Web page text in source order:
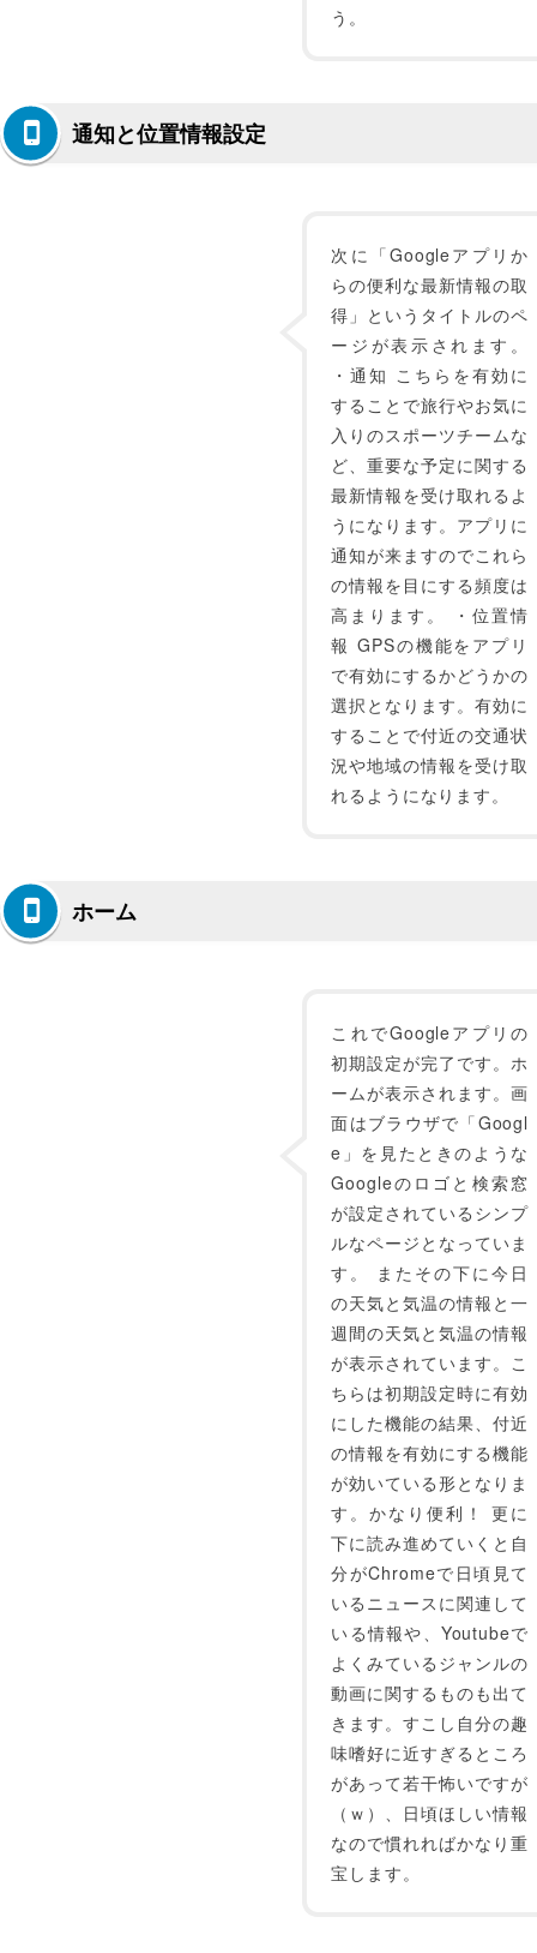
う。
通知と位置情報設定
次に「Googleアプリか
らの便利な最新情報の取
得」というタイトルのペ
ージが表示されます。
・通知 こちらを有効に
することで旅行やお気に
入りのスポーツチームな
ど、重要な予定に関する
最新情報を受け取れるよ
うになります。アプリに
通知が来ますのでこれら
の情報を目にする頻度は
高まります。 ・位置情
報 GPSの機能をアプリ
で有効にするかどうかの
選択となります。有効に
することで付近の交通状
況や地域の情報を受け取
れるようになります。
ホーム
これでGoogleアプリの
初期設定が完了です。ホ
ームが表示されます。画
面はブラウザで「Googl
e」を見たときのような
Googleのロゴと検索窓
が設定されているシンプ
ルなページとなっていま
す。 またその下に今日
の天気と気温の情報と一
週間の天気と気温の情報
が表示されています。こ
ちらは初期設定時に有効
にした機能の結果、付近
の情報を有効にする機能
が効いている形となりま
す。かなり便利！ 更に
下に読み進めていくと自
分がChromeで日頃見て
いるニュースに関連して
いる情報や、Youtubeで
よくみているジャンルの
動画に関するものも出て
きます。すこし自分の趣
味嗜好に近すぎるところ
があって若干怖いですが
（ｗ）、日頃ほしい情報
なので慣れればかなり重
宝します。